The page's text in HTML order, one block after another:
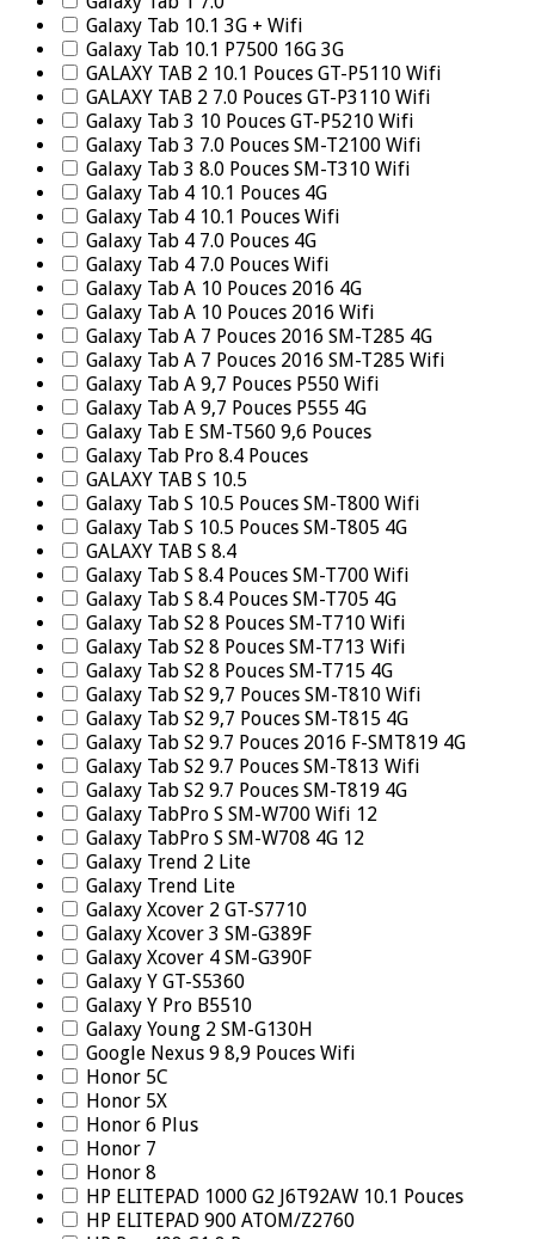
Galaxy Tab 10.1 3G + Wifi
Galaxy Tab 10.1 P7500 16G 3G
GALAXY TAB 2 10.1 Pouces GT-P5110 Wifi
GALAXY TAB 2 7.0 Pouces GT-P3110 Wifi
Galaxy Tab 3 10 Pouces GT-P5210 Wifi
Galaxy Tab 3 7.0 Pouces SM-T2100 Wifi
Galaxy Tab 3 8.0 Pouces SM-T310 Wifi
Galaxy Tab 4 10.1 Pouces 4G
Galaxy Tab 4 10.1 Pouces Wifi
Galaxy Tab 4 7.0 Pouces 4G
Galaxy Tab 4 7.0 Pouces Wifi
Galaxy Tab A 10 Pouces 2016 4G
Galaxy Tab A 10 Pouces 2016 Wifi
Galaxy Tab A 7 Pouces 2016 SM-T285 4G
Galaxy Tab A 7 Pouces 2016 SM-T285 Wifi
Galaxy Tab A 9,7 Pouces P550 Wifi
Galaxy Tab A 9,7 Pouces P555 4G
Galaxy Tab E SM-T560 9,6 Pouces
Galaxy Tab Pro 8.4 Pouces
GALAXY TAB S 10.5
Galaxy Tab S 10.5 Pouces SM-T800 Wifi
Galaxy Tab S 10.5 Pouces SM-T805 4G
GALAXY TAB S 8.4
Galaxy Tab S 8.4 Pouces SM-T700 Wifi
Galaxy Tab S 8.4 Pouces SM-T705 4G
Galaxy Tab S2 8 Pouces SM-T710 Wifi
Galaxy Tab S2 8 Pouces SM-T713 Wifi
Galaxy Tab S2 8 Pouces SM-T715 4G
Galaxy Tab S2 9,7 Pouces SM-T810 Wifi
Galaxy Tab S2 9,7 Pouces SM-T815 4G
Galaxy Tab S2 9.7 Pouces 2016 F-SMT819 4G
Galaxy Tab S2 9.7 Pouces SM-T813 Wifi
Galaxy Tab S2 9.7 Pouces SM-T819 4G
Galaxy TabPro S SM-W700 Wifi 12
Galaxy TabPro S SM-W708 4G 12
Galaxy Trend 2 Lite
Galaxy Trend Lite
Galaxy Xcover 2 GT-S7710
Galaxy Xcover 3 SM-G389F
Galaxy Xcover 4 SM-G390F
Galaxy Y GT-S5360
Galaxy Y Pro B5510
Galaxy Young 2 SM-G130H
Google Nexus 9 8,9 Pouces Wifi
Honor 5C
Honor 5X
Honor 6 Plus
Honor 7
Honor 8
HP ELITEPAD 1000 G2 J6T92AW 10.1 Pouces
HP ELITEPAD 900 ATOM/Z2760